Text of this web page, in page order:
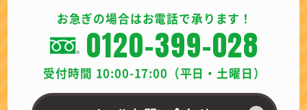
お急ぎの場合はお電話で承ります！
0120-399-028
受付時間 10:00-17:00（平日・土曜日）